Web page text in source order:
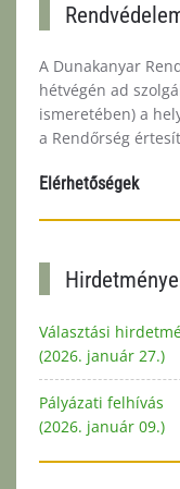
A Dunakanyar
hétvégén ad
ismeretében) a
a Rendőrség
Elérhetőségek
Választási
(2026. január 27.)
Pályázati felhívás
(2026. január 09.)